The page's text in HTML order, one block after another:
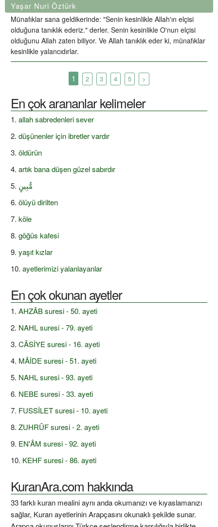
Yaşar Nuri Öztürk
Münafıklar sana geldikerinde: "Senin kesinlikle Allah'ın elçisi
olduğuna tanıklık ederiz." derler. Senin kesinlikle O'nun elçisi
olduğunu Allah zaten biliyor. Ve Allah tanıklık eder ki, münafıklar
kesinlikle yalancıdırlar.
1 2 3 4 5 >
En çok arananlar kelimeler
allah sabredenleri sever
düşünenler için ibretler vardır
öldürün
artık bana düşen güzel sabırdır
مُّبِينٍ
ölüyü dirilten
köle
göğüs kafesi
yaşıt kızlar
ayetlerimizi yalanlayanlar
En çok okunan ayetler
AHZÂB suresi - 50. ayeti
NAHL suresi - 79. ayeti
CÂSİYE suresi - 16. ayeti
MÂİDE suresi - 51. ayeti
NAHL suresi - 93. ayeti
NEBE suresi - 33. ayeti
FUSSİLET suresi - 10. ayeti
ZUHRÛF suresi - 2. ayeti
EN'ÂM suresi - 92. ayeti
KEHF suresi - 86. ayeti
KuranAra.com hakkında
33 farklı kuran mealini aynı anda okumanızı ve kıyaslamanızı
sağlar, Kuran ayetlerinin Arapçasını okunaklı şekilde sunar.